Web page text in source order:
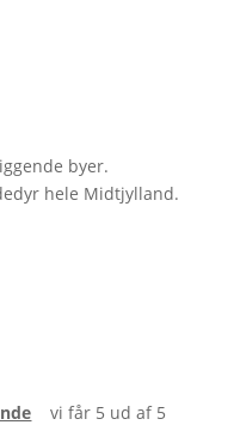
byer.
hele Midtjylland.
vi får 5 ud af 5